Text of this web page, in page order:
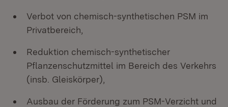
Verbot von chemisch-synthetischen PSM im
Privatbereich,
Reduktion chemisch-synthetischer
Pflanzenschutzmittel im Bereich des Verkehrs
(insb. Gleiskörper),
Ausbau der Förderung zum PSM-Verzicht und